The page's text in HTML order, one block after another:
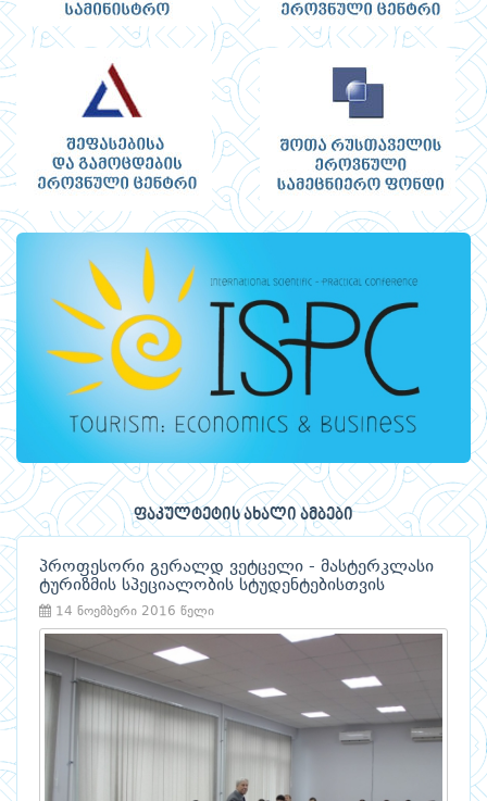
ფაკულტეტის ახალი ამბები
პროფესორი გერალდ ვეტცელი - მასტერკლასი
ტურიზმის სპეციალობის სტუდენტებისთვის
14 ნოემბერი 2016 წელი